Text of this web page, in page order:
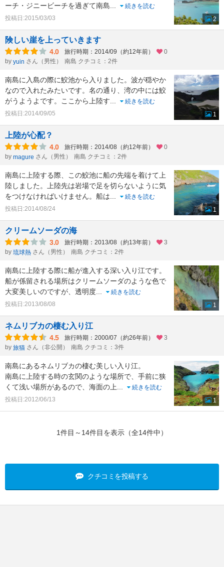
ーチ・ジニービーチを過ぎて南島...
続きを読む
投稿日:2015/03/03
2
険しい崖を上っていきます
4.0 旅行時期：2014/09（約12年前）
0
by yuin さん（男性） 南島 クチコミ：2件
南島に入島の際に鮫池から入りました。波が穏やか
なので入れたみたいです。名の通り、湾の中には鮫
がうようよです。ここから上陸す...
続きを読む
投稿日:2014/09/05
1
上陸が心配？
4.0 旅行時期：2014/08（約12年前）
0
by magure さん（男性） 南島 クチコミ：2件
南島に上陸する際、この鮫池に船の先端を着けて上
陸しました。上陸先は岩場で足を切らないように気
をつけなければいけません。船は...
続きを読む
投稿日:2014/08/24
1
クリームソーダの海
3.0 旅行時期：2013/08（約13年前）
3
by 琉球熱 さん（男性） 南島 クチコミ：2件
南島に上陸する際に船が進入する深い入り江です。
船が係留される場所はクリームソーダのような色で
大変美しいのですが、透明度...
続きを読む
投稿日:2013/08/08
1
ネムリブカの棲む入り江
4.5 旅行時期：2000/07（約26年前）
3
by 旅猫 さん（非公開） 南島 クチコミ：3件
南島にあるネムリブカの棲む美しい入り江。
南島に上陸する時の玄関のような場所で、手前に狭
くて浅い場所があるので、海面の上...
続きを読む
投稿日:2012/06/13
1
1件目～14件目を表示（全14件中）
クチコミを投稿する